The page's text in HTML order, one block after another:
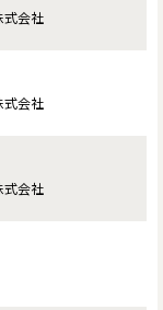
式会社
式会社
式会社